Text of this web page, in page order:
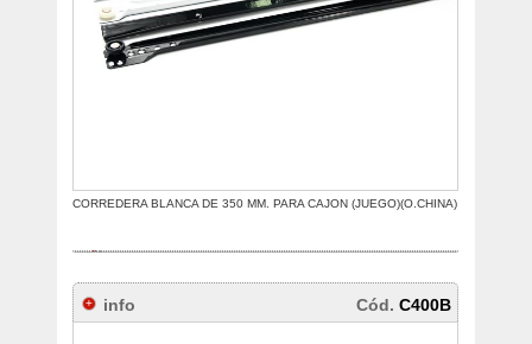
CORREDERA BLANCA DE 350 MM. PARA CAJON (JUEGO)(O.CHINA)
info Cód.C400B